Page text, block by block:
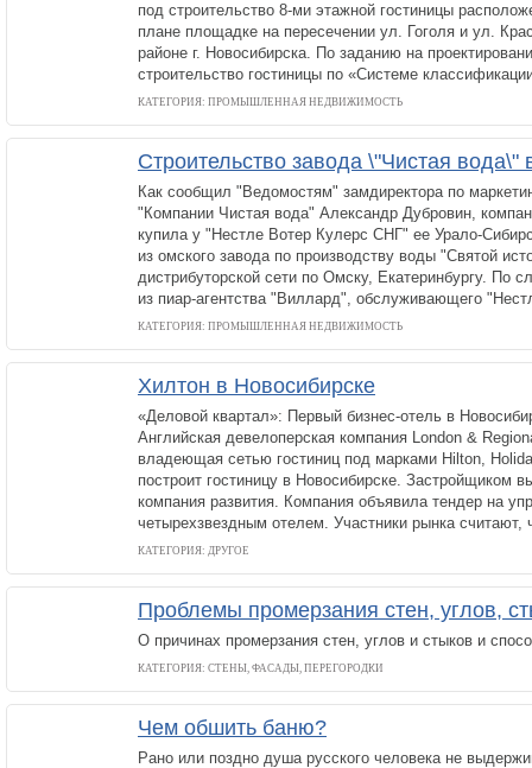
под строительство 8-ми этажной гостиницы
плане площадке на пересечении ул. Гоголя и ул.
районе г. Новосибирска. По заданию на
строительство гостиницы по «Системе
КАТЕГОРИЯ: ПРОМЫШЛЕННАЯ НЕДВИЖИМОСТЬ
Строительство завода \"Чистая вода\"
Как сообщил "Ведомостям" замдиректора по
"Компании Чистая вода" Александр Дубровин,
купила у "Нестле Вотер Кулерс СНГ" ее Урало-
из омского завода по производству воды "Святой
дистрибуторской сети по Омску, Екатеринбургу. По
из пиар-агентства "Виллард", обслуживающего
КАТЕГОРИЯ: ПРОМЫШЛЕННАЯ НЕДВИЖИМОСТЬ
Хилтон в Новосибирске
«Деловой квартал»: Первый бизнес-отель в
Английская девелоперская компания London &
владеющая сетью гостиниц под марками Hilton,
построит гостиницу в Новосибирске. Застройщиком
компания развития. Компания объявила тендер на
четырехзвездным отелем. Участники рынка считают,
КАТЕГОРИЯ: ДРУГОЕ
Проблемы промерзания стен, углов,
О причинах промерзания стен, углов и стыков и
КАТЕГОРИЯ: СТЕНЫ, ФАСАДЫ, ПЕРЕГОРОДКИ
Чем обшить баню?
Рано или поздно душа русского человека не